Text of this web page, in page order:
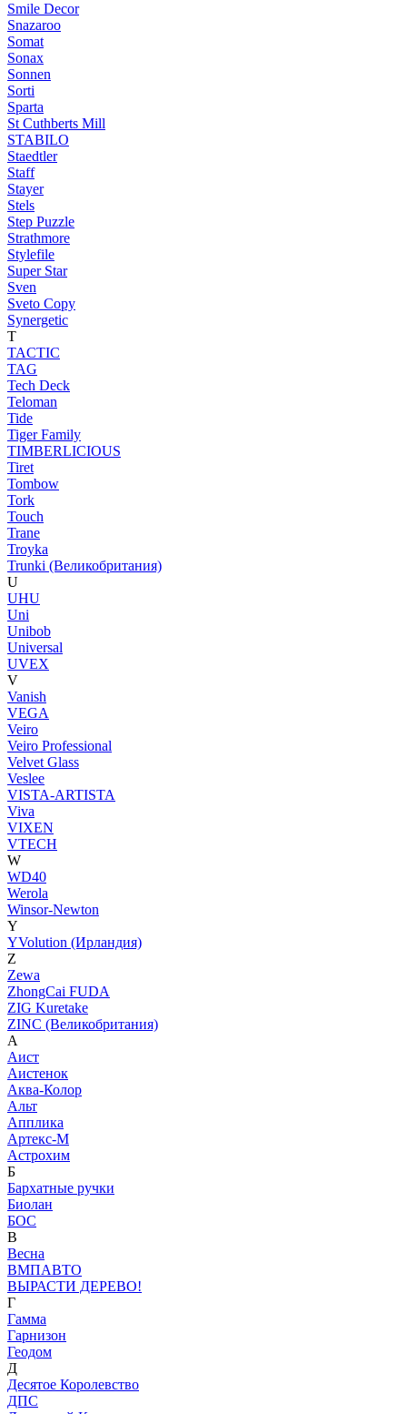
Smile Decor
Snazaroo
Somat
Sonax
Sonnen
Sorti
Sparta
St Cuthberts Mill
STABILO
Staedtler
Staff
Stayer
Stels
Step Puzzle
Strathmore
Stylefile
Super Star
Sven
Sveto Copy
Synergetic
T
TACTIC
TAG
Tech Deck
Teloman
Tide
Tiger Family
TIMBERLICIOUS
Tiret
Tombow
Tork
Touch
Trane
Troyka
Trunki (Великобритания)
U
UHU
Uni
Unibob
Universal
UVEX
V
Vanish
VEGA
Veiro
Veiro Professional
Velvet Glass
Veslee
VISTA-ARTISTA
Viva
VIXEN
VTECH
W
WD40
Werola
Winsor-Newton
Y
YVolution (Ирландия)
Z
Zewa
ZhongCai FUDA
ZIG Kuretake
ZINC (Великобритания)
А
Аист
Аистенок
Аква-Колор
Альт
Апплика
Артекс-М
Астрохим
Б
Бархатные ручки
Биолан
БОС
В
Весна
ВМПАВТО
ВЫРАСТИ ДЕРЕВО!
Г
Гамма
Гарнизон
Геодом
Д
Десятое Королевство
ДПС